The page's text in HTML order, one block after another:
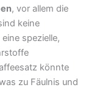
, vor allem die
keine
spezielle,
könnte
zu Fäulnis und